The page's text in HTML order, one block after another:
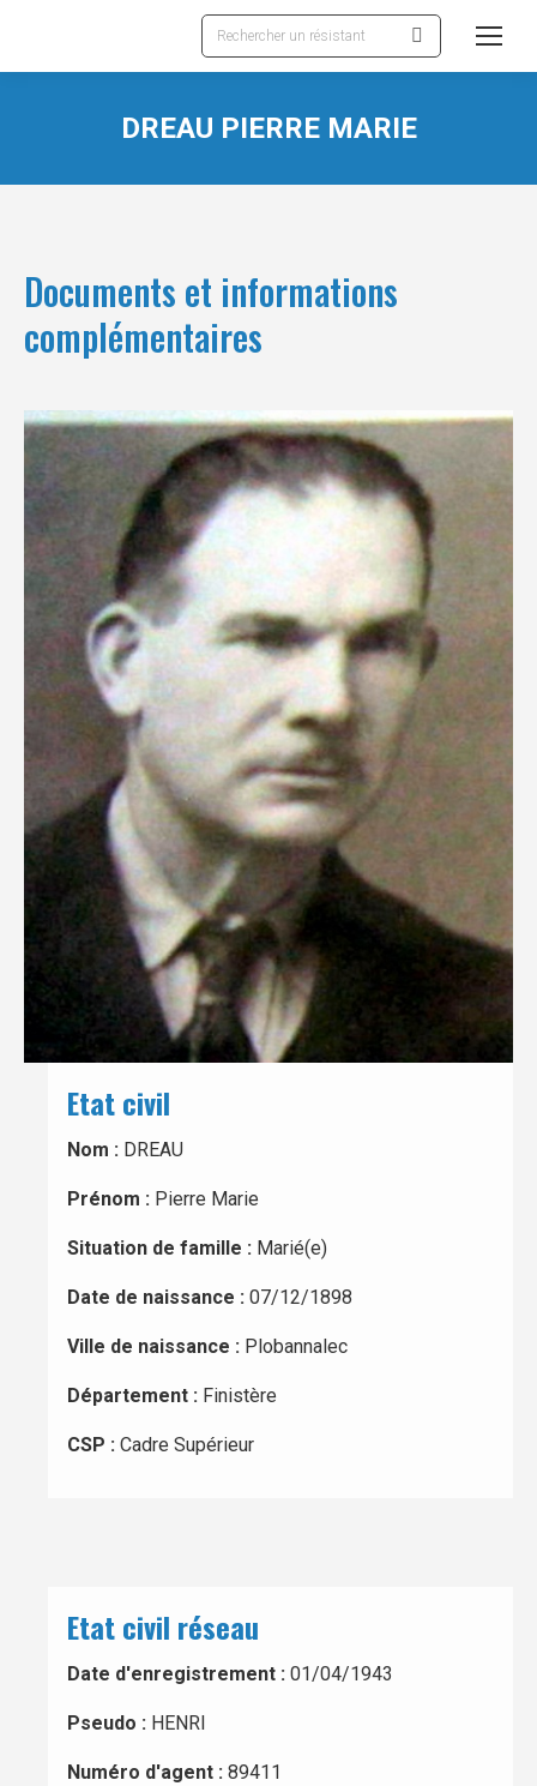
Recherche
:
DREAU PIERRE MARIE
Documents et informations
complémentaires
Etat civil
Nom : DREAU
Prénom : Pierre Marie
Situation de famille : Marié(e)
Date de naissance : 07/12/1898
Ville de naissance : Plobannalec
Département : Finistère
CSP : Cadre Supérieur
Etat civil réseau
Date d'enregistrement : 01/04/1943
Pseudo : HENRI
Numéro d'agent : 89411